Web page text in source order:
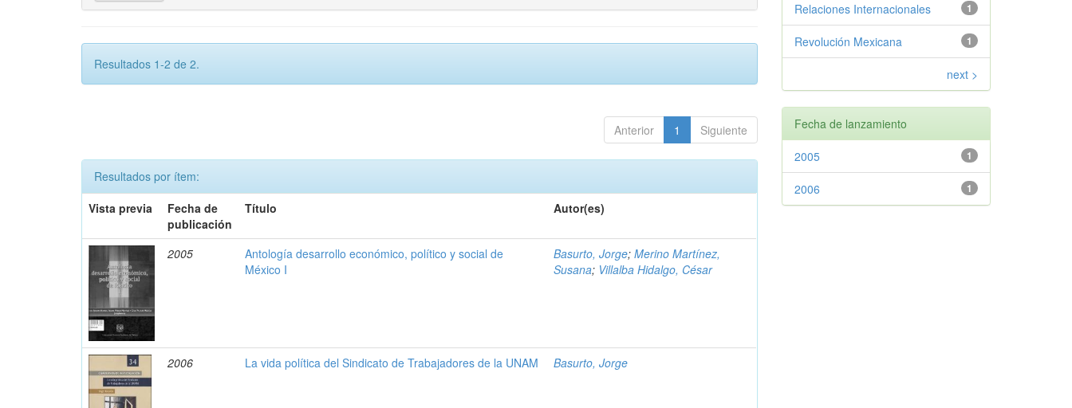
Resultados 1-2 de 2.
Anterior 1 Siguiente
Resultados por ítem:
Vista previa
Fecha de
publicación
Título Autor(es)
2005
Antología desarrollo económico, político y social de
México I
Basurto, Jorge;Merino Martínez,
Susana; Villalba Hidalgo, César
2006 La vida política del Sindicato de Trabajadores de la UNAM Basurto, Jorge
1
Relaciones Internacionales
1
Revolución Mexicana
next >
Fecha de lanzamiento
1
2005
1
2006